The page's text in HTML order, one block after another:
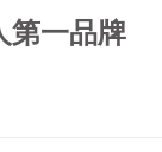
第一品牌